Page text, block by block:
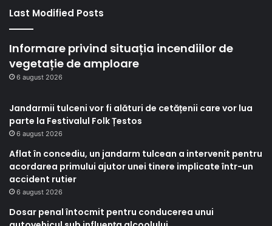
Last Modified Posts
Informare privind situația incendiilor de
vegetație de amploare
6 august 2026
Jandarmii tulceni vor fi alături de cetățenii care vor lua
parte la Festivalul Folk Țestos
6 august 2026
Aflat în concediu, un jandarm tulcean a intervenit pentru
acordarea primului ajutor unei tinere implicate într-un
accident rutier
6 august 2026
Dosar penal întocmit pentru conducerea unui